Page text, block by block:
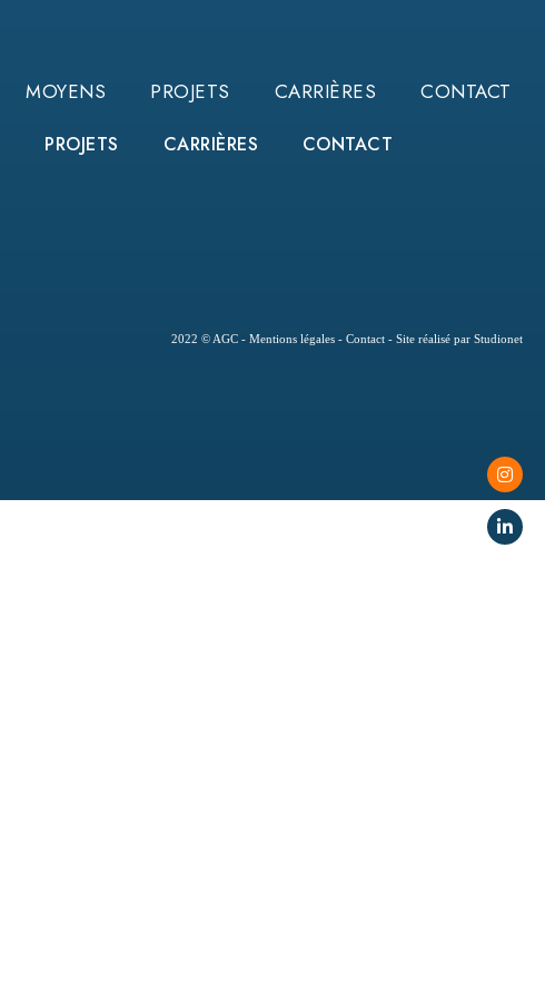
MOYENS PROJETS CARRIÈRES CONTACT
PROJETS CARRIÈRES CONTACT
2022 © AGC - Mentions légales- Contact- Site réalisé par Studionet